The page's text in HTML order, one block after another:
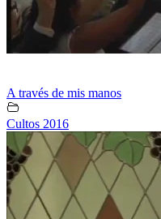
A través de mis manos
Cultos 2016